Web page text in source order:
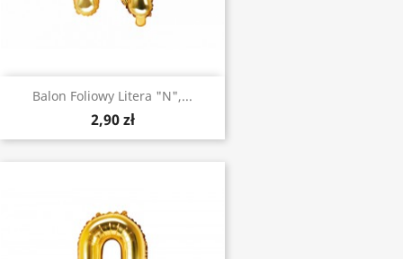
Balon Foliowy Litera "N",...
2,90 zł